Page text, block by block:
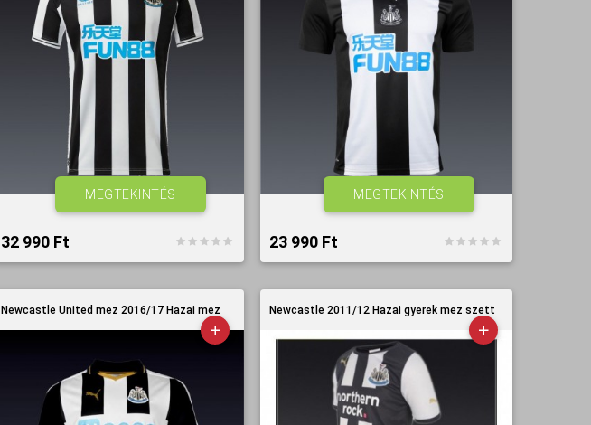
32 990 Ft‎
MEGTEKINTÉS
23 990 Ft‎
MEGTEKINTÉS
Newcastle United mez 2016/17 Hazai mez Newcastle 2011/12 Hazai gyerek mez szett